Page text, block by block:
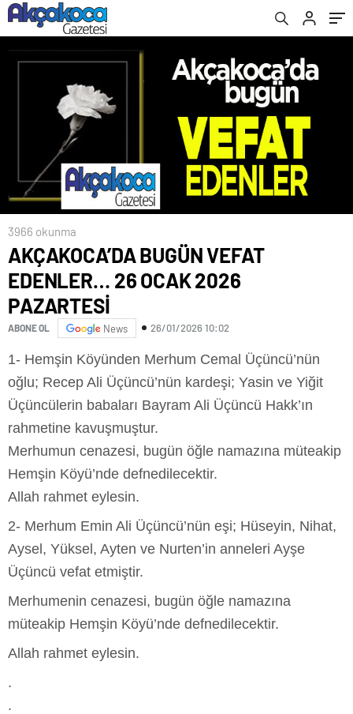
3966 okunma
AKÇAKOCA’DA BUGÜN VEFAT
EDENLER… 26 OCAK 2026
PAZARTESİ
ABONE OL News 26/01/2026 10:02
1- Hemşin Köyünden Merhum Cemal Üçüncü’nün
oğlu; Recep Ali Üçüncü’nün kardeşi; Yasin ve Yiğit
Üçüncülerin babaları Bayram Ali Üçüncü Hakk’ın
rahmetine kavuşmuştur.
Merhumun cenazesi, bugün öğle namazına müteakip
Hemşin Köyü’nde defnedilecektir.
Allah rahmet eylesin.
2- Merhum Emin Ali Üçüncü’nün eşi; Hüseyin, Nihat,
Aysel, Yüksel, Ayten ve Nurten’in anneleri Ayşe
Üçüncü vefat etmiştir.
Merhumenin cenazesi, bugün öğle namazına
müteakip Hemşin Köyü’nde defnedilecektir.
Allah rahmet eylesin.
.
.